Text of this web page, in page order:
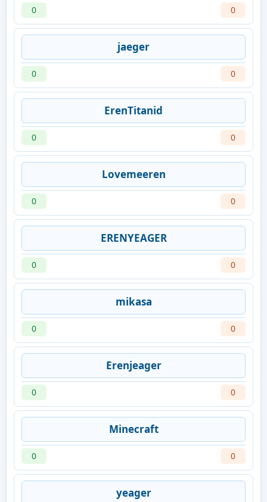
0 0
jaeger
0 0
ErenTitanid
0 0
Lovemeeren
0 0
ERENYEAGER
0 0
mikasa
0 0
Erenjeager
0 0
Minecraft
0 0
yeager